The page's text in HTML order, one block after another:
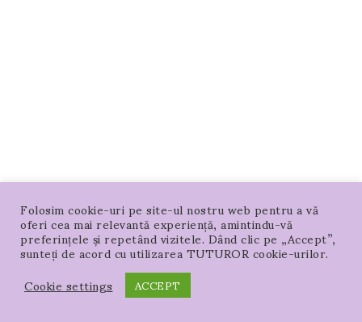
Folosim cookie-uri pe site-ul nostru web pentru a vă
oferi cea mai relevantă experiență, amintindu-vă
preferințele și repetând vizitele. Dând clic pe „Accept”,
sunteți de acord cu utilizarea TUTUROR cookie-urilor.
Cookie settings
ACCEPT